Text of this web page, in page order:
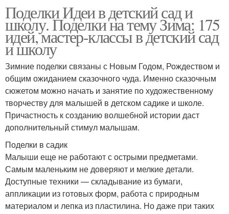
Поделки Идеи в детский сад и
школу. Поделки на тему Зима: 175
идей, мастер-классы в детский сад
и школу
Зимние поделки связаны с Новым Годом, Рождеством и
общим ожиданием сказочного чуда. Именно сказочным
сюжетом можно начать и занятие по художественному
творчеству для малышей в детском садике и школе.
Причастность к созданию волшебной истории даст
дополнительный стимул малышам.
Поделки в садик
Малыши еще не работают с острыми предметами.
Самым маленьким не доверяют и мелкие детали.
Доступные техники — складывание из бумаги,
аппликации из готовых форм, работа с природным
материалом и лепка из пластилина. Но даже при таких